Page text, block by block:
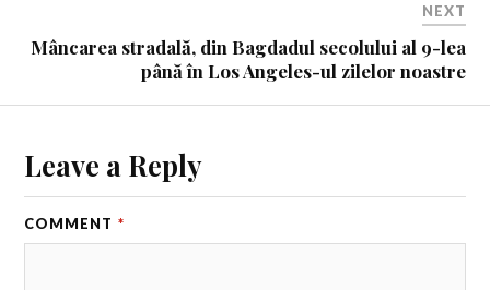
NEXT
Mâncarea stradală, din Bagdadul secolului al 9-lea
până în Los Angeles-ul zilelor noastre
Leave a Reply
COMMENT *